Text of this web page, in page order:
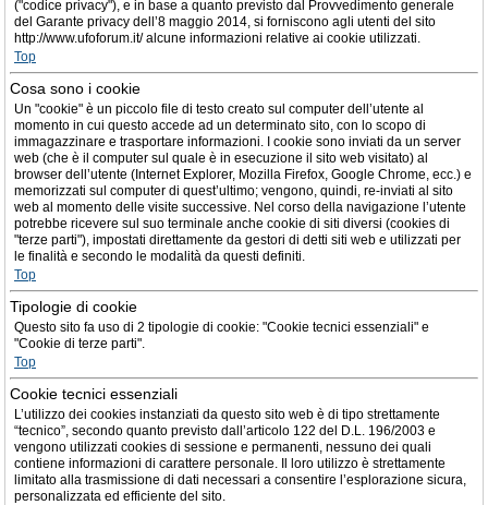
("codice privacy"), e in base a quanto previsto dal Provvedimento generale
del Garante privacy dell’8 maggio 2014, si forniscono agli utenti del sito
http://www.ufoforum.it/ alcune informazioni relative ai cookie utilizzati.
Top
Cosa sono i cookie
Un "cookie" è un piccolo file di testo creato sul computer dell’utente al
momento in cui questo accede ad un determinato sito, con lo scopo di
immagazzinare e trasportare informazioni. I cookie sono inviati da un server
web (che è il computer sul quale è in esecuzione il sito web visitato) al
browser dell’utente (Internet Explorer, Mozilla Firefox, Google Chrome, ecc.) e
memorizzati sul computer di quest’ultimo; vengono, quindi, re-inviati al sito
web al momento delle visite successive. Nel corso della navigazione l’utente
potrebbe ricevere sul suo terminale anche cookie di siti diversi (cookies di
"terze parti"), impostati direttamente da gestori di detti siti web e utilizzati per
le finalità e secondo le modalità da questi definiti.
Top
Tipologie di cookie
Questo sito fa uso di 2 tipologie di cookie: "Cookie tecnici essenziali" e
"Cookie di terze parti".
Top
Cookie tecnici essenziali
L’utilizzo dei cookies instanziati da questo sito web è di tipo strettamente
“tecnico”, secondo quanto previsto dall’articolo 122 del D.L. 196/2003 e
vengono utilizzati cookies di sessione e permanenti, nessuno dei quali
contiene informazioni di carattere personale. Il loro utilizzo è strettamente
limitato alla trasmissione di dati necessari a consentire l’esplorazione sicura,
personalizzata ed efficiente del sito.